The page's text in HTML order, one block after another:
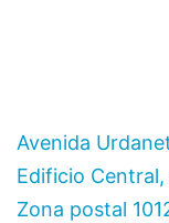
Avenida
Edificio Central,
Zona postal